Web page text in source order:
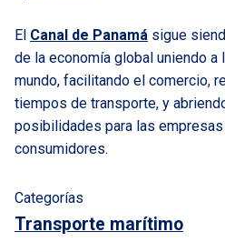
El Canal de Panamá sigue
de la economía global uniendo
mundo, facilitando el comercio,
tiempos de transporte, y
posibilidades para las
consumidores.
Categorías
Transporte marítimo